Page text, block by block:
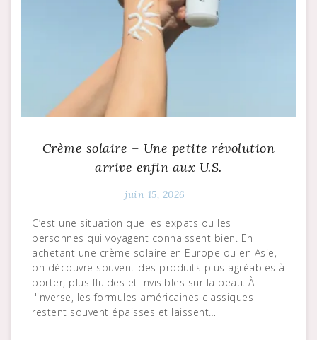
Crème solaire – Une petite révolution
arrive enfin aux U.S.
juin 15, 2026
C’est une situation que les expats ou les
personnes qui voyagent connaissent bien. En
achetant une crème solaire en Europe ou en Asie,
on découvre souvent des produits plus agréables à
porter, plus fluides et invisibles sur la peau. À
l'inverse, les formules américaines classiques
restent souvent épaisses et laissent…